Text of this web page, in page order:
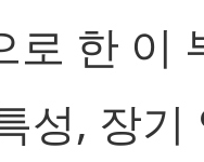
로 한 이
성, 장기